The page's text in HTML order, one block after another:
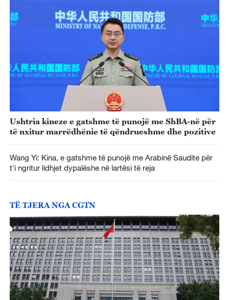
Ushtria kineze e gatshme të punojë me ShBA-në për
të nxitur marrëdhënie të qëndrueshme dhe pozitive
Wang Yi: Kina, e gatshme të punojë me Arabinë Saudite për
t'i ngritur lidhjet dypalëshe në lartësi të reja
TË TJERA NGA CGTN